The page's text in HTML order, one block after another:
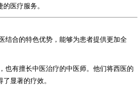
医疗服务。
结合的特色优势，能够为患者提供更加全
也有擅长中医治疗的中医师。他们将西医的
显著的疗效。